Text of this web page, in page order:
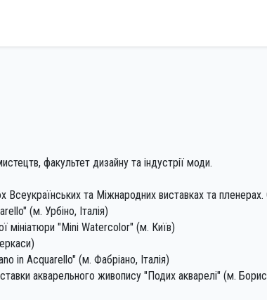
факультет дизайну та індустрії моди.
та Міжнародних виставках та пленерах.
(м. Урбіно, Італія)
мініатюри "Mini Watercolor" (м. Київ)
in Acquarello" (м. Фабріано, Італія)
акварельного живопису "Подих акварелі" (м.